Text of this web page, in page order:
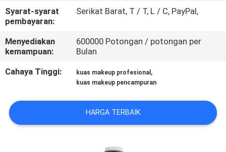
POLICY
Syarat-syarat
pembayaran:
Serikat Barat, T / T, L / C, PayPal,
Menyediakan
kemampuan:
600000 Potongan / potongan per
Bulan
Cahaya Tinggi:
kuas makeup profesional ,
kuas makeup pencampuran
HARGA TERBAIK